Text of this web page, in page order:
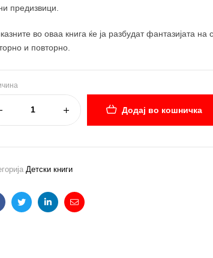
предизвици.
во оваа книга ќе ја разбудат фантазијата
и повторно.
Додај во кошничка
Детски книги
TwitterLinkedinEmail